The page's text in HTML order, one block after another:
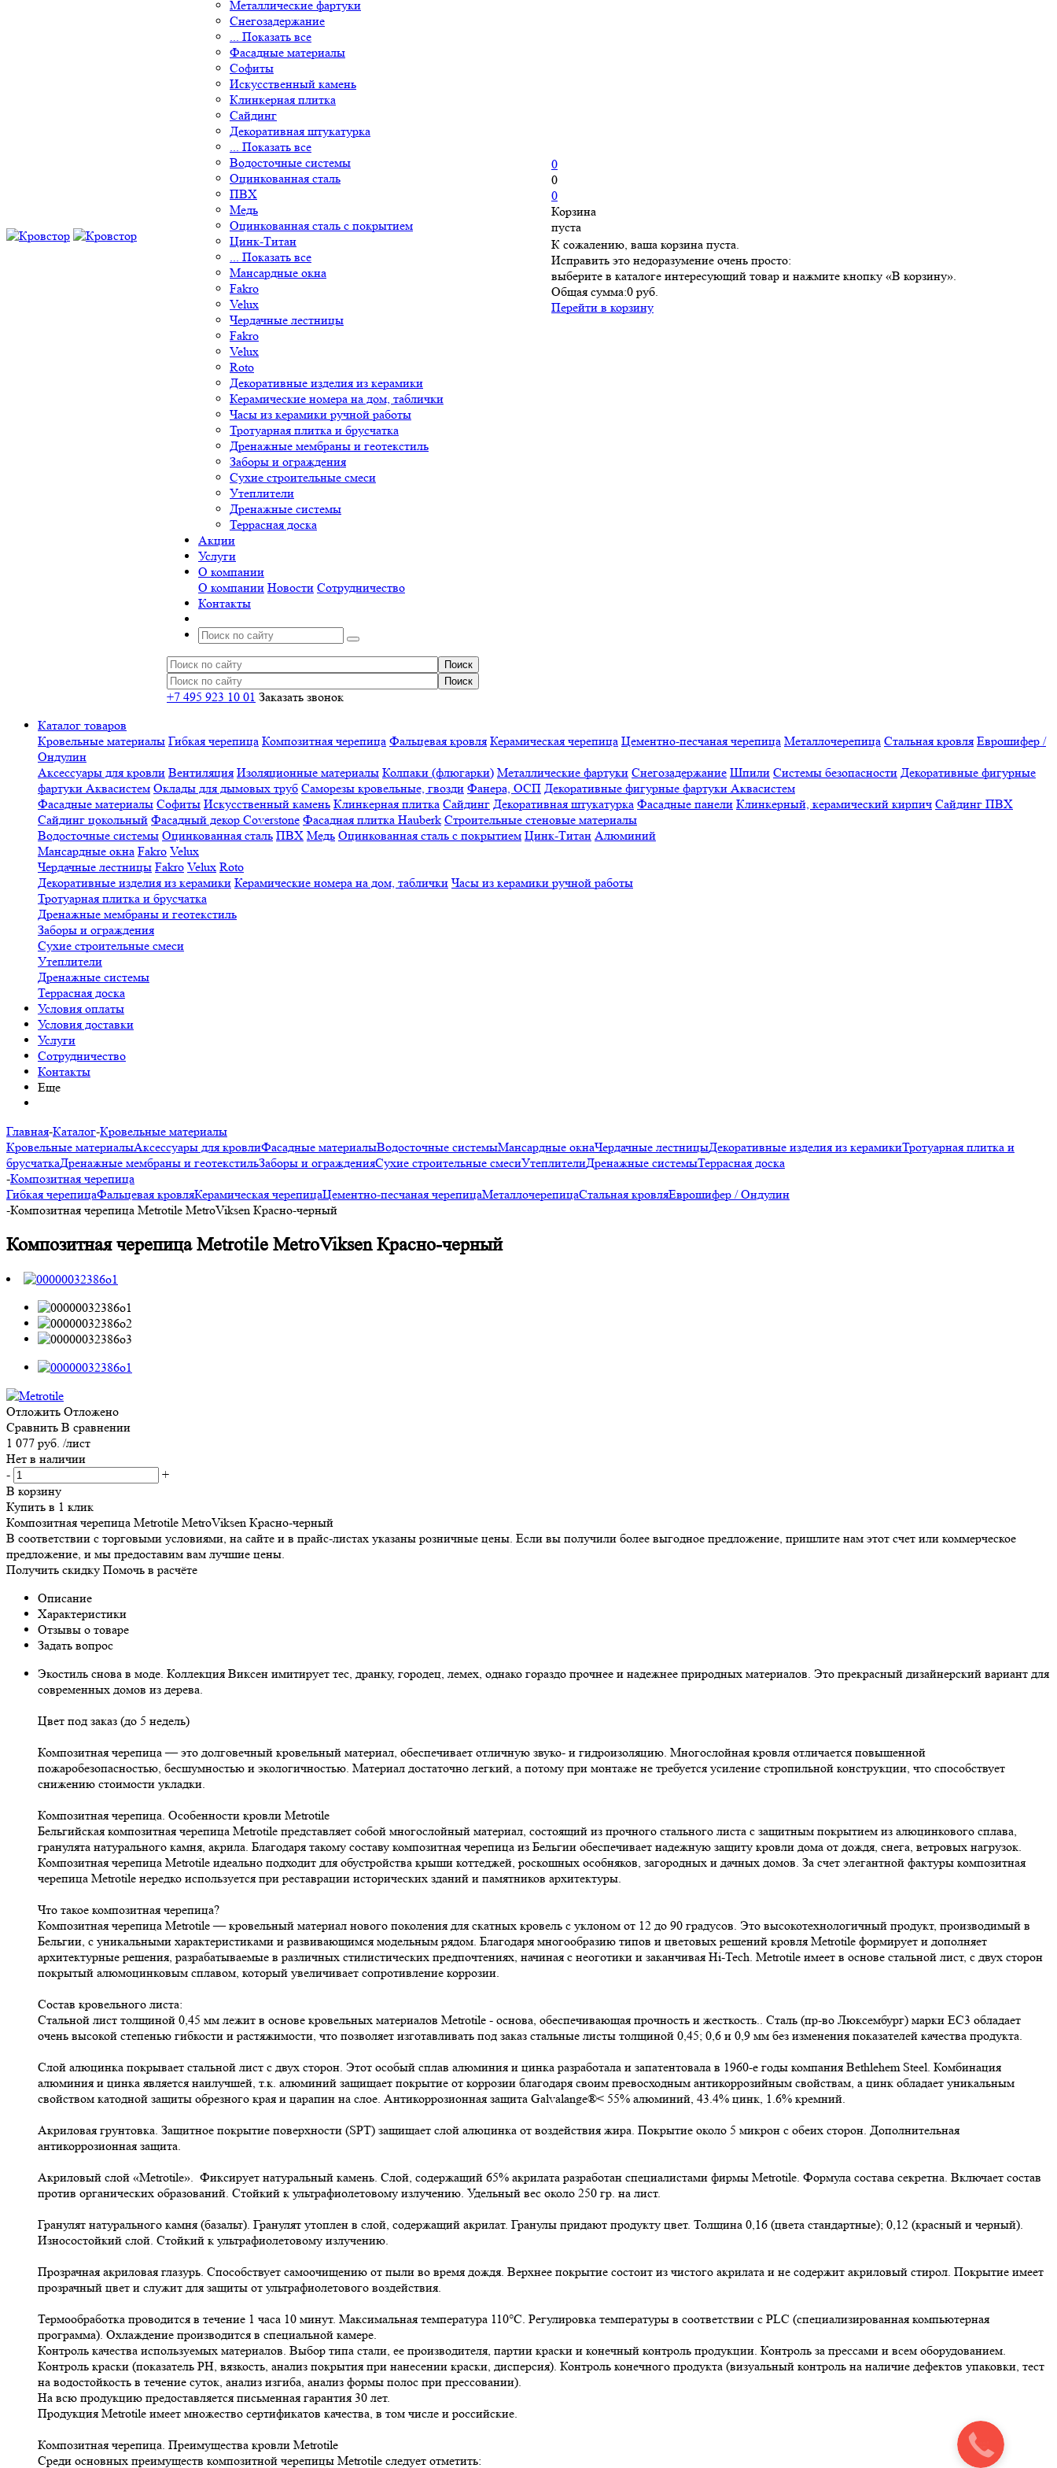
Металлические фартуки
Снегозадержание
... Показать все
Фасадные материалы
Софиты
Искусственный камень
Клинкерная плитка
Сайдинг
Декоративная штукатурка
... Показать все
Водосточные системы
Оцинкованная сталь
ПВХ
Медь
Оцинкованная сталь с покрытием
Цинк-Титан
... Показать все
Мансардные окна
Fakro
Velux
Чердачные лестницы
Fakro
Velux
Roto
Декоративные изделия из керамики
Керамические номера на дом, таблички
Часы из керамики ручной работы
Тротуарная плитка и брусчатка
Дренажные мембраны и геотекстиль
Заборы и ограждения
Сухие строительные смеси
Утеплители
Дренажные системы
Террасная доска
Акции
Услуги
О компании
О компании Новости Сотрудничество
Контакты
+7 495 923 10 01 Заказать звонок
0
0
0
Корзина
пуста
К сожалению, ваша корзина пуста.
Исправить это недоразумение очень просто:
выберите в каталоге интересующий товар и нажмите кнопку «В корзину».
Общая сумма:0 руб.
Перейти в корзину
Каталог товаров
Кровельные материалы Гибкая черепица Композитная черепица Фальцевая кровля Керамическая черепица Цементно-песчаная черепица Металлочерепица Стальная кровля Еврошифер /
Ондулин
Аксессуары для кровли Вентиляция Изоляционные материалы Колпаки (флюгарки) Металлические фартуки Снегозадержание Шпили Системы безопасности Декоративные фигурные
фартуки Аквасистем Оклады для дымовых труб Саморезы кровельные, гвозди Фанера, ОСП Декоративные фигурные фартуки Аквасистем
Фасадные материалы Софиты Искусственный камень Клинкерная плитка Сайдинг Декоративная штукатурка Фасадные панели Клинкерный, керамический кирпич Сайдинг ПВХ
Сайдинг цокольный Фасадный декор Coverstone Фасадная плитка Hauberk Строительные стеновые материалы
Водосточные системы Оцинкованная сталь ПВХ Медь Оцинкованная сталь с покрытием Цинк-Титан Алюминий
Мансардные окна Fakro Velux
Чердачные лестницы Fakro Velux Roto
Декоративные изделия из керамики Керамические номера на дом, таблички Часы из керамики ручной работы
Тротуарная плитка и брусчатка
Дренажные мембраны и геотекстиль
Заборы и ограждения
Сухие строительные смеси
Утеплители
Дренажные системы
Террасная доска
Условия оплаты
Условия доставки
Услуги
Сотрудничество
Контакты
Еще
Главная-Каталог-Кровельные материалы
Кровельные материалыАксессуары для кровлиФасадные материалыВодосточные системыМансардные окнаЧердачные лестницыДекоративные изделия из керамикиТротуарная плитка и
брусчаткаДренажные мембраны и геотекстильЗаборы и огражденияСухие строительные смесиУтеплителиДренажные системыТеррасная доска
-Композитная черепица
Гибкая черепицаФальцевая кровляКерамическая черепицаЦементно-песчаная черепицаМеталлочерепицаСтальная кровляЕврошифер / Ондулин
-Композитная черепица Metrotile MetroViksen Красно-черный
Композитная черепица Metrotile MetroViksen Красно-черный
Отложить Отложено
Сравнить В сравнении
1 077 руб. /лист
Нет в наличии
-
+
В корзину
Купить в 1 клик
Композитная черепица Metrotile MetroViksen Красно-черный
В соответствии с торговыми условиями, на сайте и в прайс-листах указаны розничные цены. Если вы получили более выгодное предложение, пришлите нам этот счет или коммерческое
предложение, и мы предоставим вам лучшие цены.
Получить скидку Помочь в расчёте
Описание
Характеристики
Отзывы о товаре
Задать вопрос
Экостиль снова в моде. Коллекция Виксен имитирует тес, дранку, городец, лемех, однако гораздо прочнее и надежнее природных материалов. Это прекрасный дизайнерский вариант для
современных домов из дерева.
Цвет под заказ (до 5 недель)
Композитная черепица — это долговечный кровельный материал, обеспечивает отличную звуко- и гидроизоляцию. Многослойная кровля отличается повышенной
пожаробезопасностью, бесшумностью и экологичностью. Материал достаточно легкий, а потому при монтаже не требуется усиление стропильной конструкции, что способствует
снижению стоимости укладки.
Композитная черепица. Особенности кровли Metrotile
Бельгийская композитная черепица Metrotile представляет собой многослойный материал, состоящий из прочного стального листа с защитным покрытием из алюцинкового сплава,
гранулята натурального камня, акрила. Благодаря такому составу композитная черепица из Бельгии обеспечивает надежную защиту кровли дома от дождя, снега, ветровых нагрузок.
Композитная черепица Metrotile идеально подходит для обустройства крыши коттеджей, роскошных особняков, загородных и дачных домов. За счет элегантной фактуры композитная
черепица Metrotile нередко используется при реставрации исторических зданий и памятников архитектуры.
Что такое композитная черепица?
Композитная черепица Metrotile — кровельный материал нового поколения для скатных кровель с уклоном от 12 до 90 градусов. Это высокотехнологичный продукт, производимый в
Бельгии, с уникальными характеристиками и развивающимся модельным рядом. Благодаря многообразию типов и цветовых решений кровля Metrotile формирует и дополняет
архитектурные решения, разрабатываемые в различных стилистических предпочтениях, начиная с неоготики и заканчивая Hi-Tech. Metrotile имеет в основе стальной лист, с двух сторон
покрытый алюмоцинковым сплавом, который увеличивает сопротивление коррозии.
Состав кровельного листа:
Стальной лист толщиной 0,45 мм лежит в основе кровельных материалов Metrotile - основа, обеспечивающая прочность и жесткость.. Сталь (пр-во Люксембург) марки ЕС3 обладает
очень высокой степенью гибкости и растяжимости, что позволяет изготавливать под заказ стальные листы толщиной 0,45; 0,6 и 0,9 мм без изменения показателей качества продукта.
Слой алюцинка покрывает стальной лист с двух сторон. Этот особый сплав алюминия и цинка разработала и запатентовала в 1960-е годы компания Bethlehem Steel. Комбинация
алюминия и цинка является наилучшей, т.к. алюминий защищает покрытие от коррозии благодаря своим превосходным антикоррозийным свойствам, а цинк обладает уникальным
свойством катодной защиты обрезного края и царапин на слое. Антикоррозионная защита Galvalange®< 55% алюминий, 43.4% цинк, 1.6% кремний.
Акриловая грунтовка. Защитное покрытие поверхности (SPT) защищает слой алюцинка от воздействия жира. Покрытие около 5 микрон с обеих сторон. Дополнительная
антикоррозионная защита.
Акриловый слой «Metrotile». Фиксирует натуральный камень. Слой, содержащий 65% акрилата разработан специалистами фирмы Metrotile. Формула состава секретна. Включает состав
против органических образований. Стойкий к ультрафиолетовому излучению. Удельный вес около 250 гр. на лист.
Гранулят натурального камня (базальт). Гранулят утоплен в слой, содержащий акрилат. Гранулы придают продукту цвет. Толщина 0,16 (цвета стандартные); 0,12 (красный и черный).
Износостойкий слой. Стойкий к ультрафиолетовому излучению.
Прозрачная акриловая глазурь. Способствует самоочищению от пыли во время дождя. Верхнее покрытие состоит из чистого акрилата и не содержит акриловый стирол. Покрытие имеет
прозрачный цвет и служит для защиты от ультрафиолетового воздействия.
Термообработка проводится в течение 1 часа 10 минут. Максимальная температура 110°С. Регулировка температуры в соответствии с PLC (специализированная компьютерная
программа). Охлаждение производится в специальной камере.
Контроль качества используемых материалов. Выбор типа стали, ее производителя, партии краски и конечный контроль продукции. Контроль за прессами и всем оборудованием.
Контроль краски (показатель РН, вязкость, анализ покрытия при нанесении краски, дисперсия). Контроль конечного продукта (визуальный контроль на наличие дефектов упаковки, тест
на водостойкость в течение суток, анализ изгиба, анализ формы полос при прессовании).
На всю продукцию предоставляется письменная гарантия 30 лет.
Продукция Metrotile имеет множество сертификатов качества, в том числе и российские.
Композитная черепица. Преимущества кровли Metrotile
Среди основных преимуществ композитной черепицы Metrotile следует отметить: